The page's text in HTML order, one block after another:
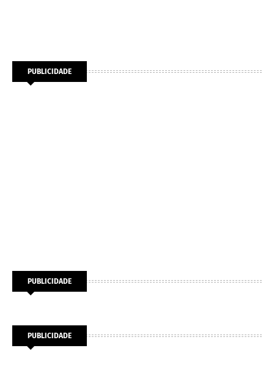
PUBLICIDADE
PUBLICIDADE
PUBLICIDADE